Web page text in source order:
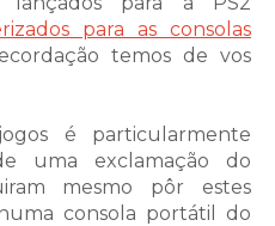
para as consolas
temos de vos
é particularmente
uma exclamação do
mesmo pôr estes
consola portátil do